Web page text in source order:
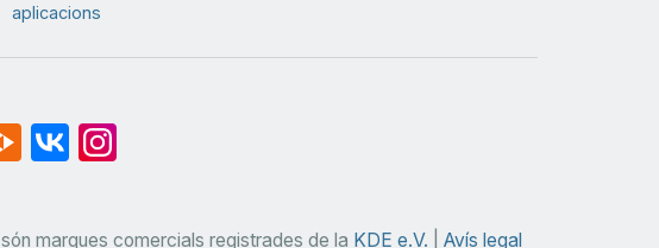
aplicacions
són marques comercials registrades de la KDE e.V. Avís legal